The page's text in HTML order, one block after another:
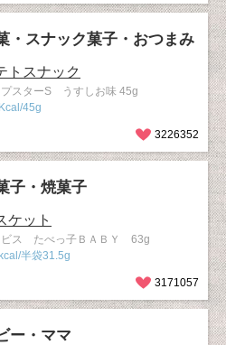
・スナック菓子・おつまみ
トスナック
チップスターS うすしお味 45g
45g
3226352
子・焼菓子
ケット
ビス たべっ子ＢＡＢＹ 63g
半袋31.5g
3171057
ー・ママ